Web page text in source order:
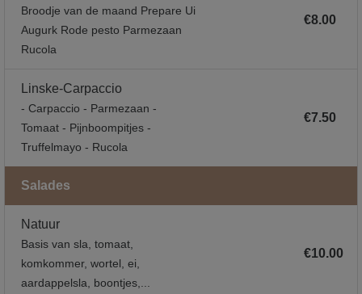
Broodje van de maand Prepare Ui
Augurk Rode pesto Parmezaan
Rucola
€8.00
Linske-Carpaccio
- Carpaccio - Parmezaan -
Tomaat - Pijnboompitjes -
Truffelmayo - Rucola
€7.50
Salades
Natuur
Basis van sla, tomaat,
komkommer, wortel, ei,
aardappelsla, boontjes,...
€10.00